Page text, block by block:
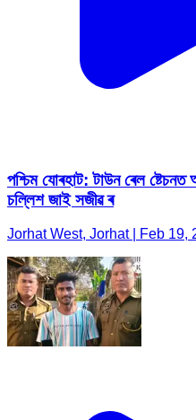
পশ্চিম যোৰহাট: টাউন ৰেল ষ্টেচনত
চল্লিশ জাই সজীৱ ৰ
Jorhat West, Jorhat | Feb 19,